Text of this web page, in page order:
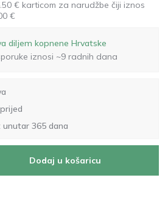
€ karticom za narudžbe čiji iznos
€
diljem kopnene Hrvatske
iznosi ~9 radnih dana
365 dana
Dodaj u košaricu